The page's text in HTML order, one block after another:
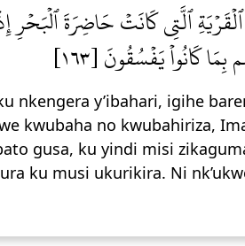
ٱلَّتِي كَانَتۡ حَاضِرَةَ ٱلۡبَحۡرِ
كَانُواْ يَفۡسُقُونَ [١٦٣]
nkengera y’ibahari, igihe
kwubaha no kwubahiriza,
gusa, ku yindi misi
ku musi ukurikira. Ni